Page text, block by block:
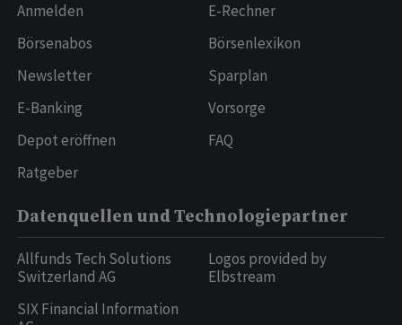
Anmelden
Börsenabos
Newsletter
E-Banking
Depot eröffnen
Ratgeber
E-Rechner
Börsenlexikon
Sparplan
Vorsorge
FAQ
Datenquellen und Technologiepartner
Allfunds Tech Solutions
Switzerland AG
SIX Financial Information
Logos provided by
Elbstream